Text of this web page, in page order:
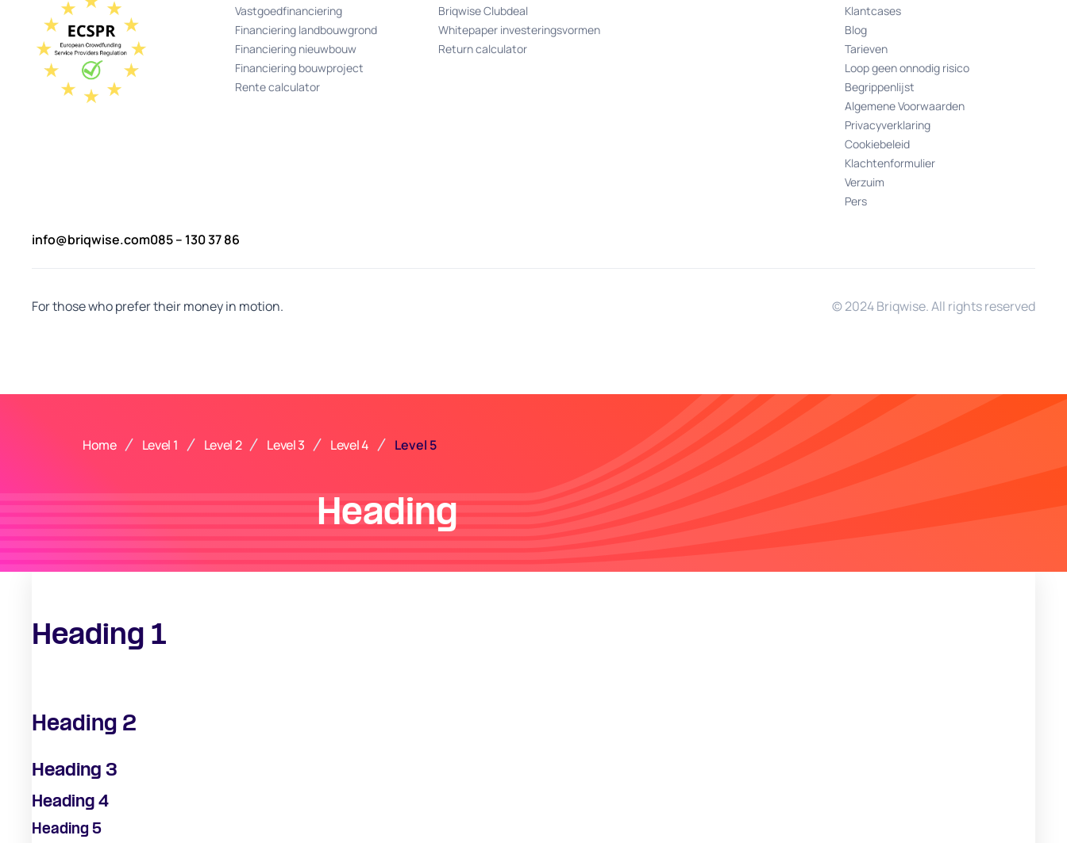
Vastgoedfinanciering
Financiering landbouwgrond
Financiering nieuwbouw
Financiering bouwproject
Rente calculator
Briqwise Clubdeal
Whitepaper investeringsvormen
Return calculator
Klantcases
Blog
Tarieven
Loop geen onnodig risico
Begrippenlijst
Algemene Voorwaarden
Privacyverklaring
Cookiebeleid
Klachtenformulier
Verzuim
Pers
info@briqwise.com085 – 130 37 86
For those who prefer their money in motion. © 2024 Briqwise. All rights reserved
Home Level 1 Level 2 Level 3 Level 4 Level 5
Heading
Heading 1
Heading 2
Heading 3
Heading 4
Heading 5